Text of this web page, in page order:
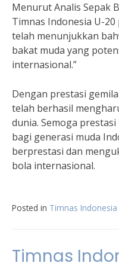
Menurut Analis Sepak
Timnas Indonesia U-
telah menunjukkan
bakat muda yang
internasional.”
Dengan prestasi
telah berhasil
dunia. Semoga
bagi generasi muda
berprestasi dan
bola internasional.
Posted in Timnas Indonesia
Timnas